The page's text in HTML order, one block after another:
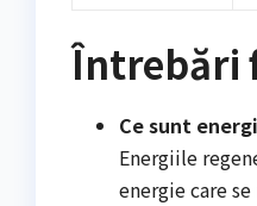
Întrebări
Ce sunt
Energiile
energie care